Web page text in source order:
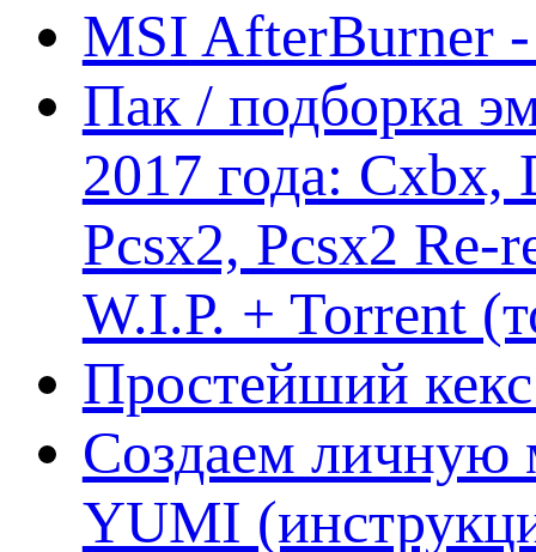
MSI AfterBurner
Пак / подборка
2017 года:
Pcsx2, Pcsx2
W.I.P. + Torrent
Простейший кекс
Создаем личную
YUMI